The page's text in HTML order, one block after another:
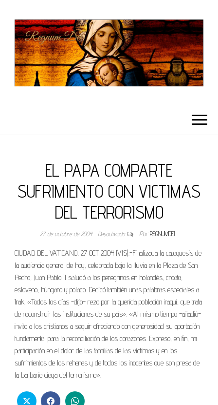
EL PAPA COMPARTE
SUFRIMIENTO CON VICTIMAS
DEL TERRORISMO
27 de octubre de 2004 Desactivado Por REGNUMDEI
CIUDAD DEL VATICANO, 27 OCT 2004 (VIS).-Finalizada la catequesis de
la audiencia general de hoy, celebrada bajo la lluvia en la Plaza de San
Pedro, Juan Pablo II saludó a los peregrinos en holandés, croata,
esloveno, húngaro y polaco. Dedicó también unas palabras especiales a
Irak. «Todos los días -dijo- rezo por la querida población iraquí, que trata
de reconstruir las instituciones de su país». «Al mismo tiempo -añadió-
invito a los cristianos a seguir ofreciendo con generosidad su aportación
fundamental para la reconciliación de los corazones. Expreso, en fin, mi
participación en el dolor de las familias de las víctimas y en los
sufrimientos de los rehenes y de todos los inocentes que son presa de
la barbarie ciega del terrorismo».